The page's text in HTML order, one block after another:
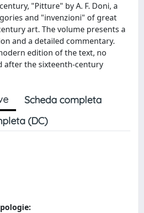
"Pitture" by A. F. Doni, a
and "invenzioni" of great
art. The volume presents a
and a detailed commentary.
edition of the text, no
after the sixteenth-century
Scheda completa
(DC)